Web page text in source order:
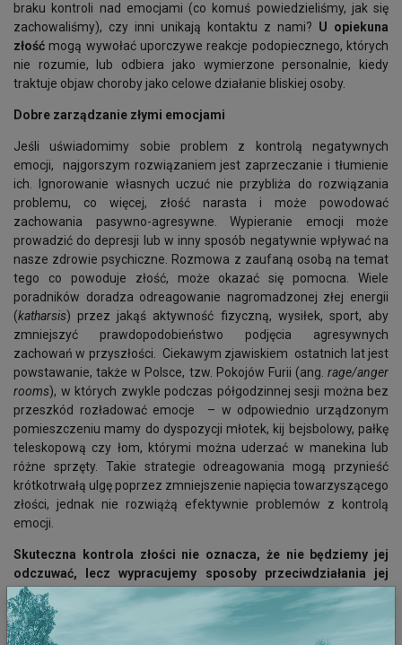
braku kontroli nad emocjami (co komuś powiedzieliśmy, jak się
zachowaliśmy), czy inni unikają kontaktu z nami? U opiekuna
złośćmogą wywołać uporczywe reakcje podopiecznego, których
nie rozumie, lub odbiera jako wymierzone personalnie, kiedy
traktuje objaw choroby jako celowe działanie bliskiej osoby.
Dobre zarządzanie złymi emocjami
Jeśli uświadomimy sobie problem z kontrolą negatywnych
emocji, najgorszym rozwiązaniem jest zaprzeczanie i tłumienie
ich. Ignorowanie własnych uczuć nie przybliża do rozwiązania
problemu, co więcej, złość narasta i może powodować
zachowania pasywno-agresywne. Wypieranie emocji może
prowadzić do depresji lub w inny sposób negatywnie wpływać na
nasze zdrowie psychiczne. Rozmowa z zaufaną osobą na temat
tego co powoduje złość, może okazać się pomocna. Wiele
poradników doradza odreagowanie nagromadzonej złej energii
(katharsis) przez jakąś aktywność fizyczną, wysiłek, sport, aby
zmniejszyć prawdopodobieństwo podjęcia agresywnych
zachowań w przyszłości. Ciekawym zjawiskiem ostatnich lat jest
powstawanie, także w Polsce, tzw. Pokojów Furii (ang. rage/anger
rooms), w których zwykle podczas półgodzinnej sesji można bez
przeszkód rozładować emocje – w odpowiednio urządzonym
pomieszczeniu mamy do dyspozycji młotek, kij bejsbolowy, pałkę
teleskopową czy łom, którymi można uderzać w manekina lub
różne sprzęty. Takie strategie odreagowania mogą przynieść
krótkotrwałą ulgę poprzez zmniejszenie napięcia towarzyszącego
złości, jednak nie rozwiążą efektywnie problemów z kontrolą
emocji.
Skuteczna kontrola złości nie oznacza, że nie będziemy jej
odczuwać, lecz wypracujemy sposoby przeciwdziałania jej
przyczynom oraz wyrażania naszych uczuć.Opiekun nie musi
tłumić w sobie złości. Powinien postarać się nie okazywać jej
podopiecznemu, bo to nie będzie służyć ani jemu ani bliskiej